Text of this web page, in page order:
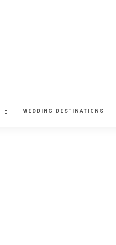
WEDDING DESTINATIONS